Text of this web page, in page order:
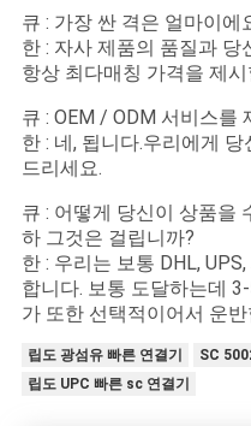
큐 : 가장 싼 격은 얼마이에
한 : 자사 제품의 품질과 당
항상 최다매칭 가격을 제
큐 : OEM / ODM 서비스를
한 : 네, 됩니다.우리에게
드리세요.
큐 : 어떻게 당신이 상품을
하 그것은 걸립니까?
한 : 우리는 보통 DHL,
합니다. 보통 도달하는데
가 또한 선택적이어서 운반
립도 광섬유 빠른 연결기
SC
립도 UPC 빠른 sc 연결기